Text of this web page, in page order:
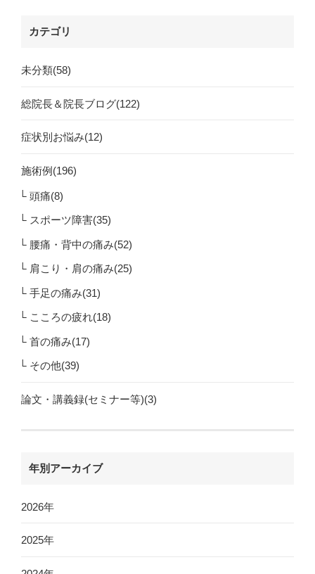
カテゴリ
未分類(58)
総院長＆院長ブログ(122)
症状別お悩み(12)
施術例(196)
頭痛(8)
スポーツ障害(35)
腰痛・背中の痛み(52)
肩こり・肩の痛み(25)
手足の痛み(31)
こころの疲れ(18)
首の痛み(17)
その他(39)
論文・講義録(セミナー等)(3)
年別アーカイブ
2026年
2025年